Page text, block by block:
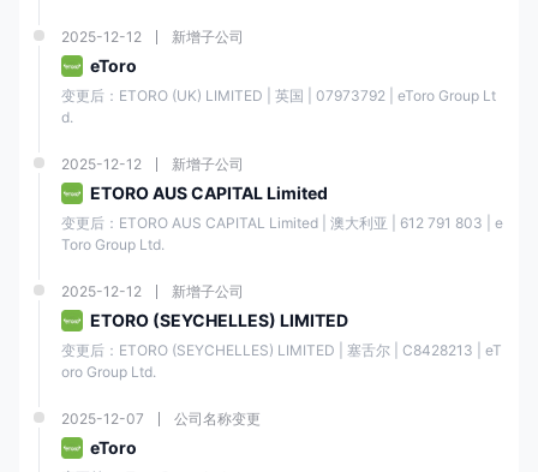
管理费
免费（英镑和欧元账户）
不活跃费
适用于账户，前12个月未
登录的账户，每月收取10
兑换费
交易平台
e投睿提供其专有的交易平台，该平台设计用户友好且直观，特别适合新手
交易者。该平台提供各种工具和功能，包括实时市场数据、高级图表工具
和易于使用的订单输入系统。
2025-12-12 新增子公司
eToro
变更后：ETORO (UK) LIMITED | 英国 | 07973792 | eToro Group Lt
d.
2025-12-12 新增子公司
ETORO AUS CAPITAL Limited
变更后：ETORO AUS CAPITAL Limited | 澳大利亚 | 612 791 803 | e
Toro Group Ltd.
2025-12-12 新增子公司
ETORO (SEYCHELLES) LIMITED
变更后：ETORO (SEYCHELLES) LIMITED | 塞舌尔 | C8428213 | eT
oro Group Ltd.
2025-12-07 公司名称变更
eToro